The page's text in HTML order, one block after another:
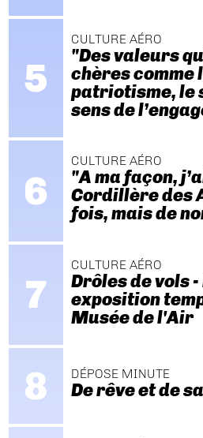
CULTURE AÉRO
"Des valeurs
chères comme
patriotisme, le
sens de
CULTURE AÉRO
"A ma façon,
Cordillère des
fois, mais de
CULTURE AÉRO
Drôles de vols
exposition
Musée de l'Air
DÉPOSE MINUTE
De rêve et de